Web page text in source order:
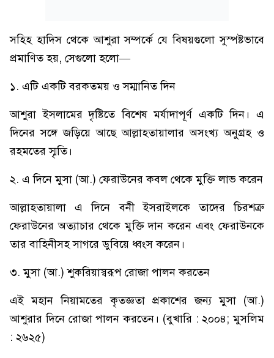
সহিহ হাদিস থেকে আশুরা সম্পর্কে যে বিষয়গুলো সুস্পষ্টভাবে
প্রমাণিত হয়, সেগুলো হলো—
১. এটি একটি বরকতময় ও সম্মানিত দিন
আশুরা ইসলামের দৃষ্টিতে বিশেষ মর্যাদাপূর্ণ একটি দিন। এ
দিনের সঙ্গে জড়িয়ে আছে আল্লাহতায়ালার অসংখ্য অনুগ্রহ ও
রহমতের স্মৃতি।
২. এ দিনে মুসা (আ.) ফেরাউনের কবল থেকে মুক্তি লাভ করেন
আল্লাহতায়ালা এ দিনে বনী ইসরাইলকে তাদের চিরশত্রু
ফেরাউনের অত্যাচার থেকে মুক্তি দান করেন এবং ফেরাউনকে
তার বাহিনীসহ সাগরে ডুবিয়ে ধ্বংস করেন।
৩. মুসা (আ.) শুকরিয়াস্বরূপ রোজা পালন করতেন
এই মহান নিয়ামতের কৃতজ্ঞতা প্রকাশের জন্য মুসা (আ.)
আশুরার দিনে রোজা পালন করতেন। (বুখারি : ২০০৪; মুসলিম
: ২৬২৫)